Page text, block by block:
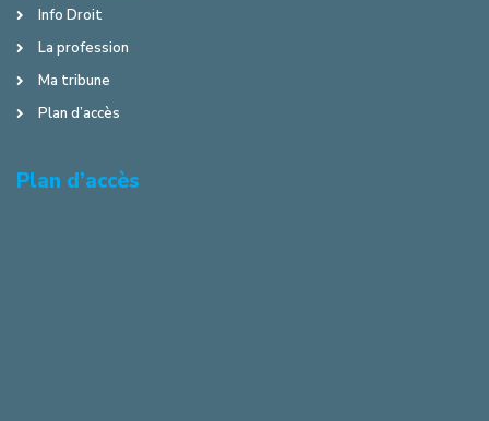
Info Droit
La profession
Ma tribune
Plan d’accès
Plan d’accès